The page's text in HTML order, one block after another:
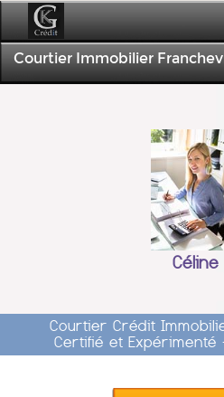
Courtier Immobilier
Céline
Courtier Crédit
Certifié et Expérimenté